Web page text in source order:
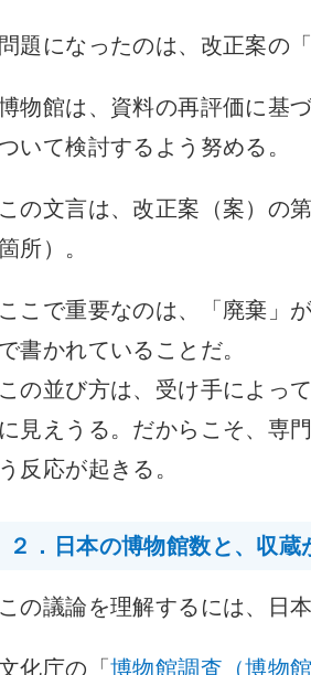
問題になったのは、改正案の
物館は、資料の再評価に基
いて検討するよう努める。
この文言は、改正案（案）の
所）。
ここで重要なのは、「廃棄」
で書かれていることだ。
この並び方は、受け手によっ
に見えうる。だからこそ、専
う反応が起きる。
２．日本の博物館数と、収
この議論を理解するには、日
化庁の「 博物館調査（博物館